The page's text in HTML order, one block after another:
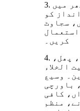
3. آرائشی ٹرے: اس ٹرے کو اپنے گھر میں
کو
سجاوٹ
کریں۔
4. مکمل طور پر فعال: کھانا، پھل،
الخلاء
وسیع
باورچی
کافی
منظم